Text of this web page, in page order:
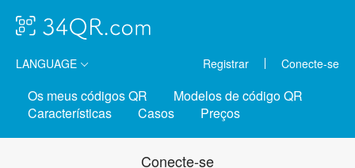
LANGUAGE Registrar Conecte-se
Os meus códigos QR
Modelos de código QR
Características
Casos Preços
Conecte-se